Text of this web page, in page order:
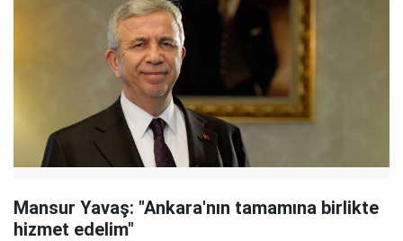
Mansur Yavaş: "Ankara'nın tamamına birlikte
hizmet edelim"